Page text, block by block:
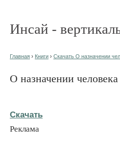
Инсай -
Главная › Книги › Скачать О назначении
О назначении человека
Скачать
Реклама